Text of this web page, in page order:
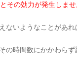
その効力が発生しま
ないようなことがあ
の時間数にかかわら